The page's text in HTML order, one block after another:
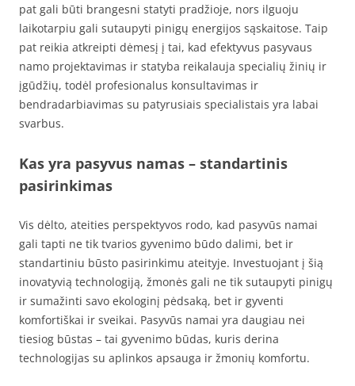
pat gali būti brangesni statyti pradžioje, nors ilguoju
laikotarpiu gali sutaupyti pinigų energijos sąskaitose. Taip
pat reikia atkreipti dėmesį į tai, kad efektyvus pasyvaus
namo projektavimas ir statyba reikalauja specialių žinių ir
įgūdžių, todėl profesionalus konsultavimas ir
bendradarbiavimas su patyrusiais specialistais yra labai
svarbus.
Kas yra pasyvus namas – standartinis
pasirinkimas
Vis dėlto, ateities perspektyvos rodo, kad pasyvūs namai
gali tapti ne tik tvarios gyvenimo būdo dalimi, bet ir
standartiniu būsto pasirinkimu ateityje. Investuojant į šią
inovatyvią technologiją, žmonės gali ne tik sutaupyti pinigų
ir sumažinti savo ekologinį pėdsaką, bet ir gyventi
komfortiškai ir sveikai. Pasyvūs namai yra daugiau nei
tiesiog būstas – tai gyvenimo būdas, kuris derina
technologijas su aplinkos apsauga ir žmonių komfortu.